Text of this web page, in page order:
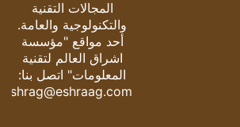
المجالات التقنية
والتكنولوجية والعامة.
أحد مواقع "مؤسسة
اشراق العالم لتقنية
المعلومات" اتصل بنا:
eshrag@eshraag.com